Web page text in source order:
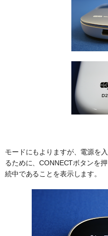
モードにもよりますが、電源を
るために、CONNECTボタンを
続中であることを表示します。